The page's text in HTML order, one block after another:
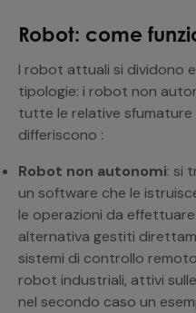
Robot: come
I robot attuali si dividono
tipologie: i robot non
tutte le relative sfumature
differiscono :
Robot non autonomi: si
un software che le
le operazioni da
alternativa gestiti
sistemi di controllo
robot industriali, attivi
nel secondo caso un